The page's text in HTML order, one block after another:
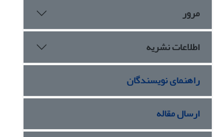
مرور
اطلاعات نشریه
راهنمای نویسندگان
ارسال مقاله